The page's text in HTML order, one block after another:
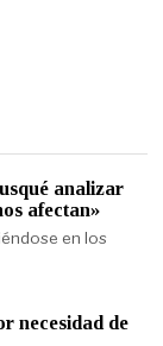
analizar
afectan»
en los
necesidad de